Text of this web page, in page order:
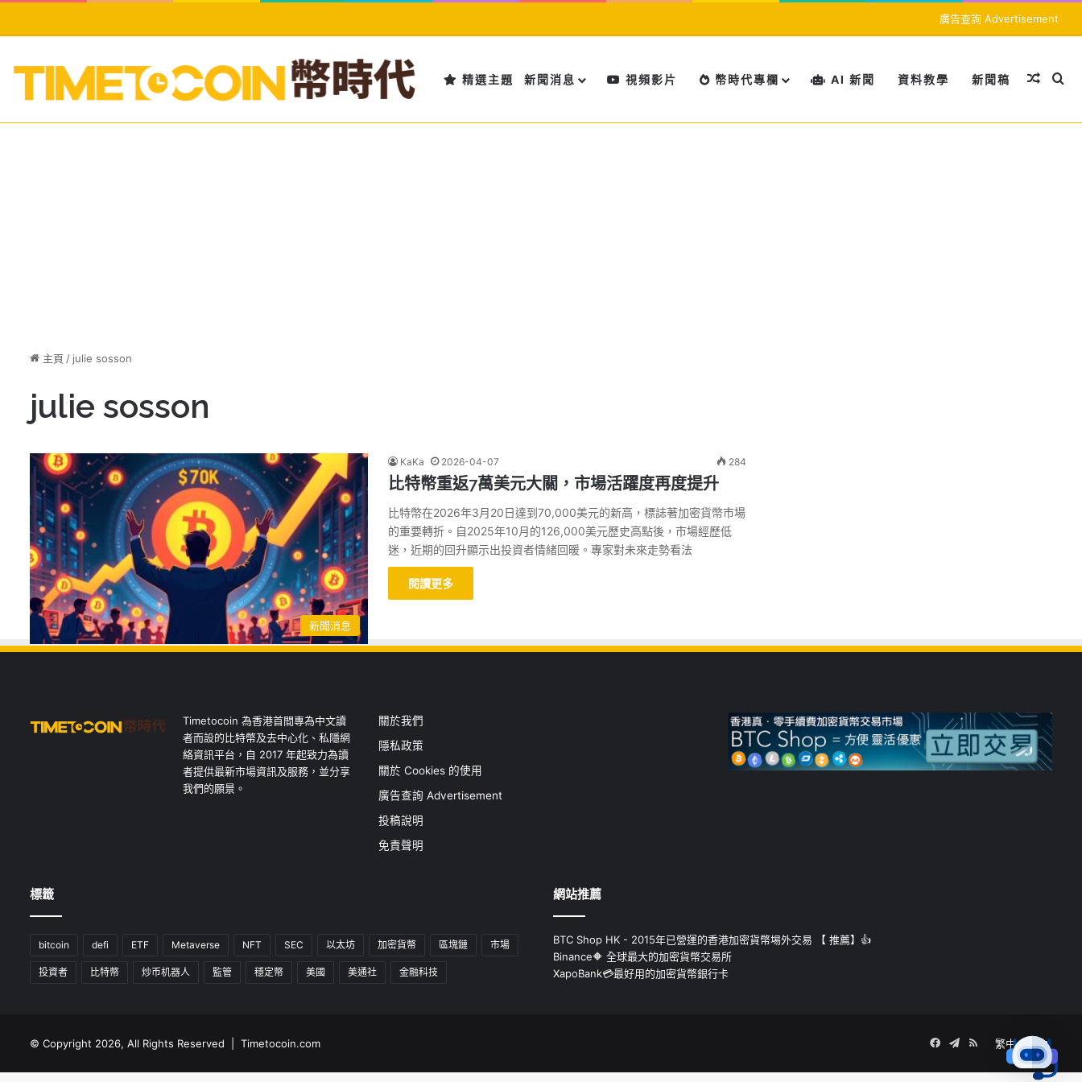
廣告查詢 Advertisement
精選主題 新聞消息 視頻影片 幣時代專欄 AI 新聞 資料教學 新聞稿 隨機文
搜
主頁 / julie sosson
julie sosson
新聞消息
KaKa 2026-04-07 284
比特幣重返7萬美元大關，市場活躍度再度提升
比特幣在2026年3月20日達到70,000美元的新高，標誌著加密貨幣市場
的重要轉折。自2025年10月的126,000美元歷史高點後，市場經歷低
迷，近期的回升顯示出投資者情緒回暖。專家對未來走勢看法
閱讀更多
Timetocoin 為香港首間專為中文讀
者而設的比特幣及去中心化、私隱網
絡資訊平台，自 2017 年起致力為讀
者提供最新市場資訊及服務，並分享
我們的願景。
關於我們
隱私政策
關於 Cookies 的使用
廣告查詢 Advertisement
投稿說明
免責聲明
標籤
bitcoin defi ETF Metaverse NFT SEC 以太坊 加密貨幣 區塊鏈 市場
投資者 比特幣 炒币机器人 監管 穩定幣 美國 美通社 金融科技
網站推薦
BTC Shop HK - 2015年已營運的香港加密貨幣埸外交易 【 推薦】👍
Binance🔶 全球最大的加密貨幣交易所
XapoBank💳最好用的加密貨幣銀行卡
© Copyright 2026, All Rights Reserved | Timetocoin.com 繁中 簡中
Facebook
Telegram
RSS